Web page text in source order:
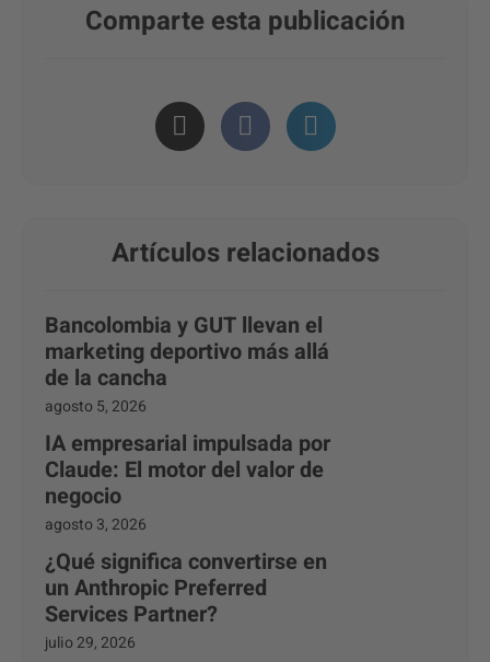
Comparte esta publicación
Artículos relacionados
Bancolombia y GUT llevan el
marketing deportivo más allá
de la cancha
agosto 5, 2026
IA empresarial impulsada por
Claude: El motor del valor de
negocio
agosto 3, 2026
¿Qué significa convertirse en
un Anthropic Preferred
Services Partner?
julio 29, 2026